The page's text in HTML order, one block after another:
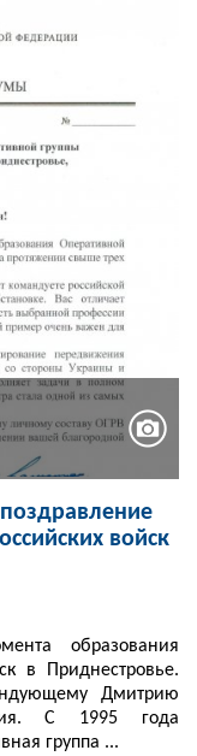
войск
образования
в Приднестровье.
Дмитрию
С 1995 года
группа ...